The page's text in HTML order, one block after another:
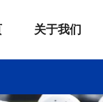
关于我们